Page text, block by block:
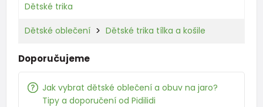
Dětské trika
Dětské oblečení Dětské trika tílka a košile
Doporučujeme
Jak vybrat dětské oblečení a obuv na jaro?
Tipy a doporučení od Pidilidi